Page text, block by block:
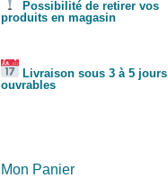
Possibilité de retirer vos
produits en magasin
Livraison sous 3 à 5 jours
ouvrables
Mon Panier